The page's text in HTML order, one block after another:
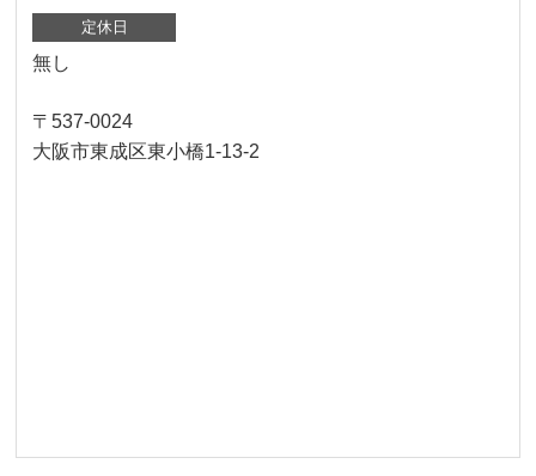
定休日
無し
〒537-0024
大阪市東成区東小橋1-13-2